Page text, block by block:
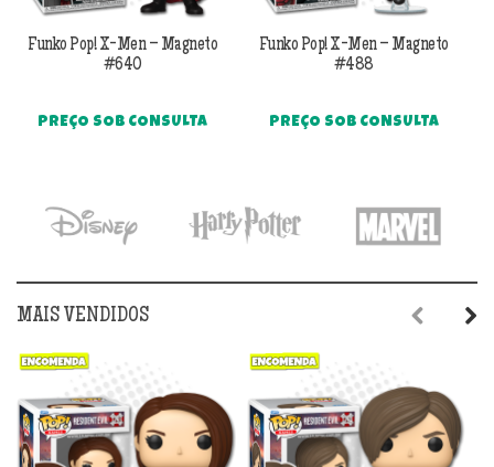
Funko Pop! X-Men – Magneto
#640
PREÇO SOB CONSULTA
Funko Pop! X-Men – Magneto
#488
PREÇO SOB CONSULTA
MAIS VENDIDOS